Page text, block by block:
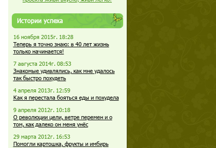
Истории успеха
16 ноября 2015г. 18:28
Теперь я точно знаю: в 40 лет жизнь
только начинается!
7 августа 2014г. 08:53
Знакомые удивлялись, как мне удалось
так быстро похудеть
4 апреля 2013г. 12:59
Как я перестала бояться еды и похудела
9 апреля 2012г. 10:18
О революции цели, ветре перемен и о
том, как далеко он меня унёс
29 марта 2012г. 16:53
Помогли картошка, фрукты и имбирь